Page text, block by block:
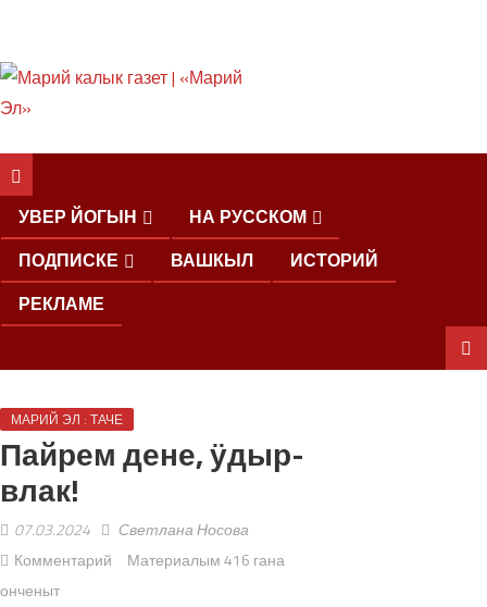
УВЕР ЙОГЫН
НА РУССКОМ
ПОДПИСКЕ
ВАШКЫЛ
ИСТОРИЙ
РЕКЛАМЕ
МАРИЙ ЭЛ : ТАЧЕ
Пайрем дене, ӱдыр-
влак!
07.03.2024
Светлана Носова
Комментарий
Материалым 416 гана
онченыт